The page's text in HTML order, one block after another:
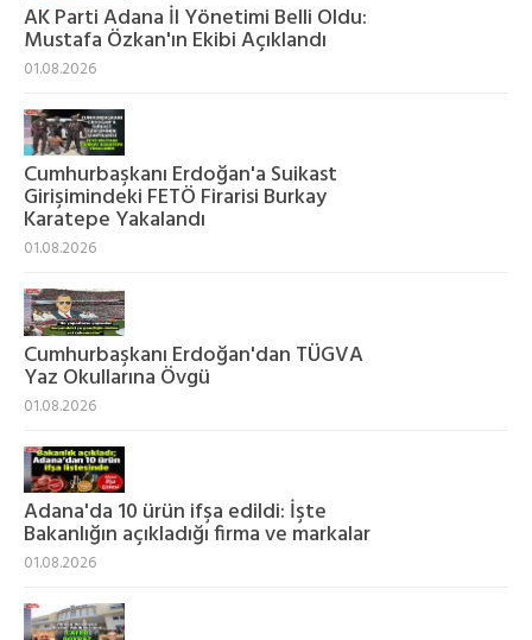
AK Parti Adana İl Yönetimi Belli Oldu:
Mustafa Özkan'ın Ekibi Açıklandı
01.08.2026
Cumhurbaşkanı Erdoğan'a Suikast
Girişimindeki FETÖ Firarisi Burkay
Karatepe Yakalandı
01.08.2026
Cumhurbaşkanı Erdoğan'dan TÜGVA
Yaz Okullarına Övgü
01.08.2026
Adana'da 10 ürün ifşa edildi: İşte
Bakanlığın açıkladığı firma ve markalar
01.08.2026